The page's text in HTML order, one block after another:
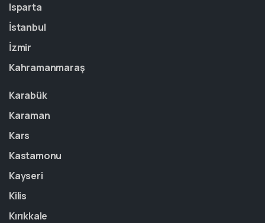
Isparta
İstanbul
İzmir
Kahramanmaraş
Karabük
Karaman
Kars
Kastamonu
Kayseri
Kilis
Kırıkkale